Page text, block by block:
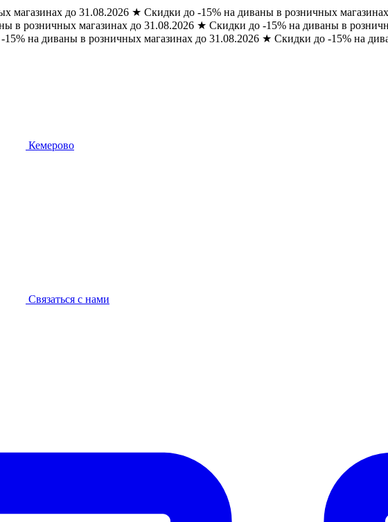
магазинах до 31.08.2026 ★ Скидки до -15% на диваны в розничных
в розничных магазинах до 31.08.2026 ★ Скидки до -15% на диваны в
на диваны в розничных магазинах до 31.08.2026 ★ Скидки до -15% на
Кемерово
Связаться с нами